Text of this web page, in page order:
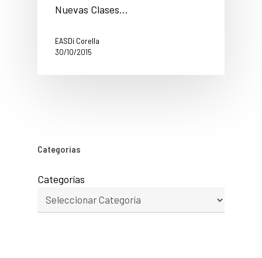
Nuevas Clases…
EASDi Corella
30/10/2015
Categorías
Categorías